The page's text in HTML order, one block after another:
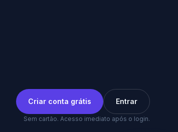
Criar conta grátis Entrar
Sem cartão. Acesso imediato após o login.